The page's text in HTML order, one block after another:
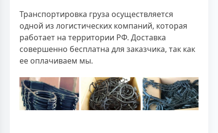
Транспортировка груза осуществляется
одной из логистических компаний, которая
работает на территории РФ. Доставка
совершенно бесплатна для заказчика, так как
ее оплачиваем мы.